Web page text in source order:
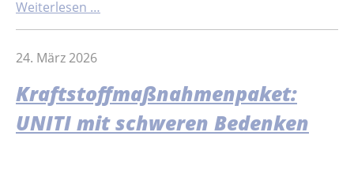
Weiterlesen …
24. März 2026
Kraftstoffmaßnahmenpaket:
UNITI mit schweren Bedenken